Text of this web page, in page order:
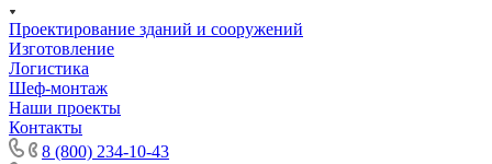
Проектирование зданий и сооружений
Изготовление
Логистика
Шеф-монтаж
Наши проекты
Контакты
8 (800) 234-10-43